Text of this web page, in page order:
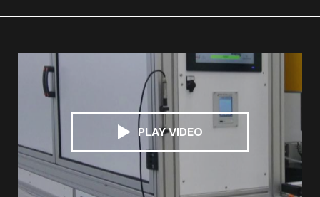
PLAY VIDEO